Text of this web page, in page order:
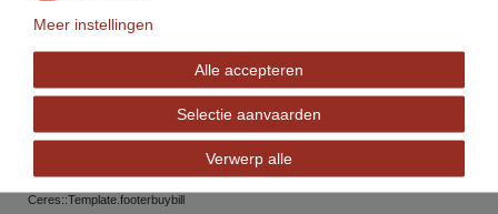
info@beeketal.de
+49 (0)152 34770138
+49 (0) 5956 98926-29
(Mo. bis Fr. von 7 bis 17 Uhr)
Ceres::Template.footerService
Ceres::Template.footerbuybill
Meer instellingen
Alle accepteren
Selectie aanvaarden
Verwerp alle